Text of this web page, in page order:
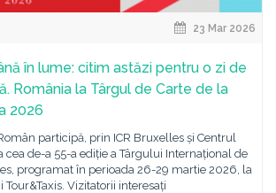
23 Mar 2026
în lume: citim astăzi pentru o zi de
România la Târgul de Carte de la
2026
participă, prin ICR Bruxelles și Centrul
cea de-a 55-a ediție a Târgului Internațional de
programat în perioada 26-29 martie 2026, la
Vizitatorii interesați